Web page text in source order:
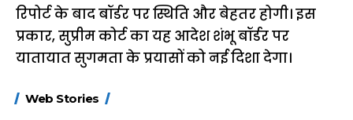
रिपोर्ट के बाद बॉर्डर पर स्थिति और बेहतर होगी। इस
प्रकार, सुप्रीम कोर्ट का यह आदेश शंभू बॉर्डर पर
यातायात सुगमता के प्रयासों को नई दिशा देगा।
Web Stories
FASTag के ये नए